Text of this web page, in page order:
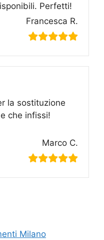
Perfetti!
Francesca R.
la sostituzione
che infissi!
Marco C.
Milano